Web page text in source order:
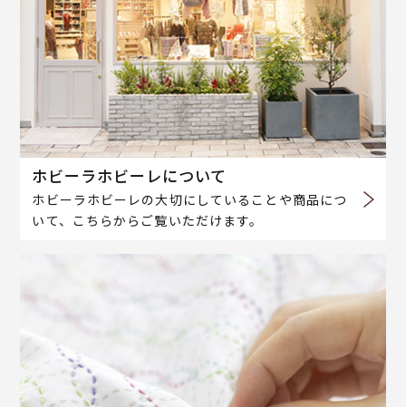
ホビーラホビーレについて
ホビーラホビーレの大切にしていることや商品につ
いて、こちらからご覧いただけます。